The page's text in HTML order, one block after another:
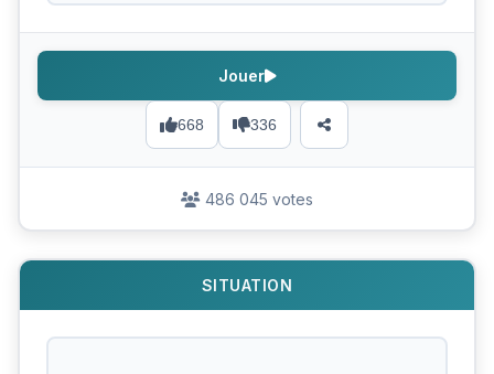
668 336
Jouer
486 045 votes
SITUATION